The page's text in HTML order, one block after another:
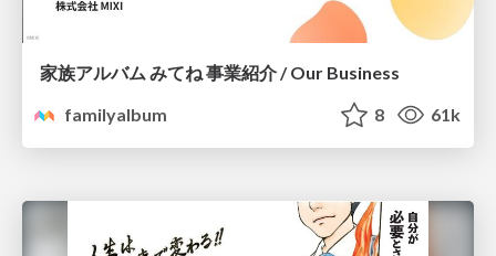
家族アルバム みてね 事業紹介 / Our Business
familyalbum
8 61k